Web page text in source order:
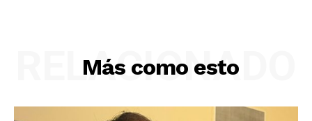
Más como esto
RELACIONADO